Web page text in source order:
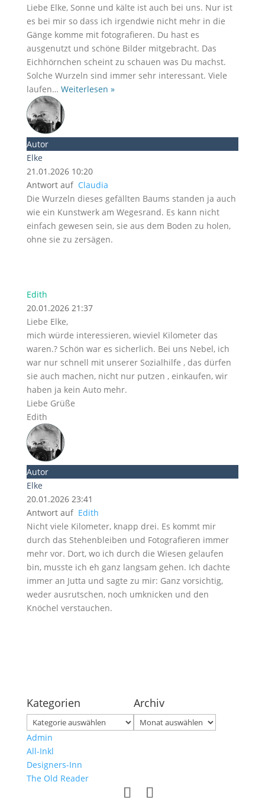
Liebe Elke, Sonne und kälte ist auch bei uns. Nur ist
es bei mir so dass ich irgendwie nicht mehr in die
Gänge komme mit fotografieren. Du hast es
ausgenutzt und schöne Bilder mitgebracht. Das
Eichhörnchen scheint zu schauen was Du machst.
Solche Wurzeln sind immer sehr interessant. Viele
laufen… Weiterlesen »
Autor
Elke
21.01.2026 10:20
Antwort auf Claudia
Die Wurzeln dieses gefällten Baums standen ja auch
wie ein Kunstwerk am Wegesrand. Es kann nicht
einfach gewesen sein, sie aus dem Boden zu holen,
ohne sie zu zersägen.
Edith
20.01.2026 21:37
Liebe Elke,
mich würde interessieren, wieviel Kilometer das
waren.? Schön war es sicherlich. Bei uns Nebel, ich
war nur schnell mit unserer Sozialhilfe , das dürfen
sie auch machen, nicht nur putzen , einkaufen, wir
haben ja kein Auto mehr.
Liebe Grüße
Edith
Autor
Elke
20.01.2026 23:41
Antwort auf Edith
Nicht viele Kilometer, knapp drei. Es kommt mir
durch das Stehenbleiben und Fotografieren immer
mehr vor. Dort, wo ich durch die Wiesen gelaufen
bin, musste ich eh ganz langsam gehen. Ich dachte
immer an Jutta und sagte zu mir: Ganz vorsichtig,
weder ausrutschen, noch umknicken und den
Knöchel verstauchen.
Kategorien
Kategorien
Archiv
Archiv
Admin
All-Inkl
Designers-Inn
The Old Reader